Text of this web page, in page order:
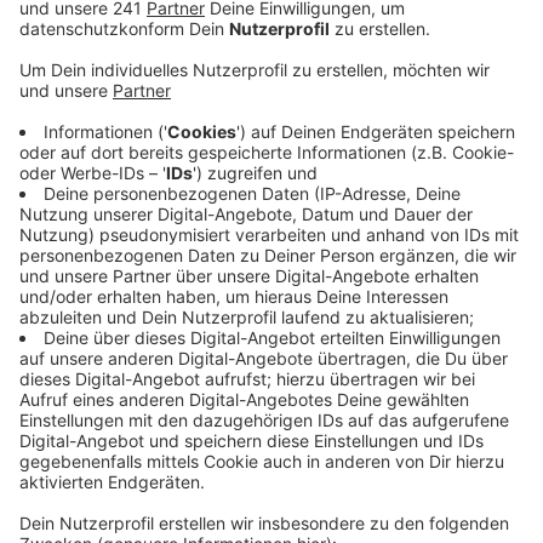
Anzeige
Die Kinderklinik forderte einen Schadenersatz, sie warf
dem Land und der Uniklinik vor, mit Fördermitteln des
Landes eine Konkurrenz zur Kinderklinik in Sankt
Augustin geschaffen zu haben. 2019 hatten leitende
Ärzte die Kinderklinik und das Herzzentrum in Sankt
Augustin verlassen, um an der Bonner Uniklinik zu
arbeiten. Das Bonner Landgericht sah aber keine
Verletzung der Amtspflicht, Asklepios sei kein
Schaden entstanden. Ob das Unternehmen mit
Hauptsitz in Hamburg gegen dieses Urteil angehen will,
ist aktuell noch unklar. Der Konzern gab auf Nachfrage
von Radio Bonn/Rhein-Sieg an, das Vorgehen des
Landes und der Bonner Universität weiterhin für
rechtswidrig zu halten. Man wolle das Urteil nun